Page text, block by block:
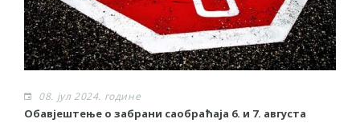
08. јул 2024. године
Обавјештење о забрани саобраћаја 6. и 7. августа